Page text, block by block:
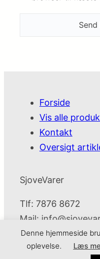
Forside
Vis alle
Kontakt
Oversigt
SjoveVarer
Tlf: 7876 8672
Mail:
Denne hjemmeside
oplevelse.
Læs